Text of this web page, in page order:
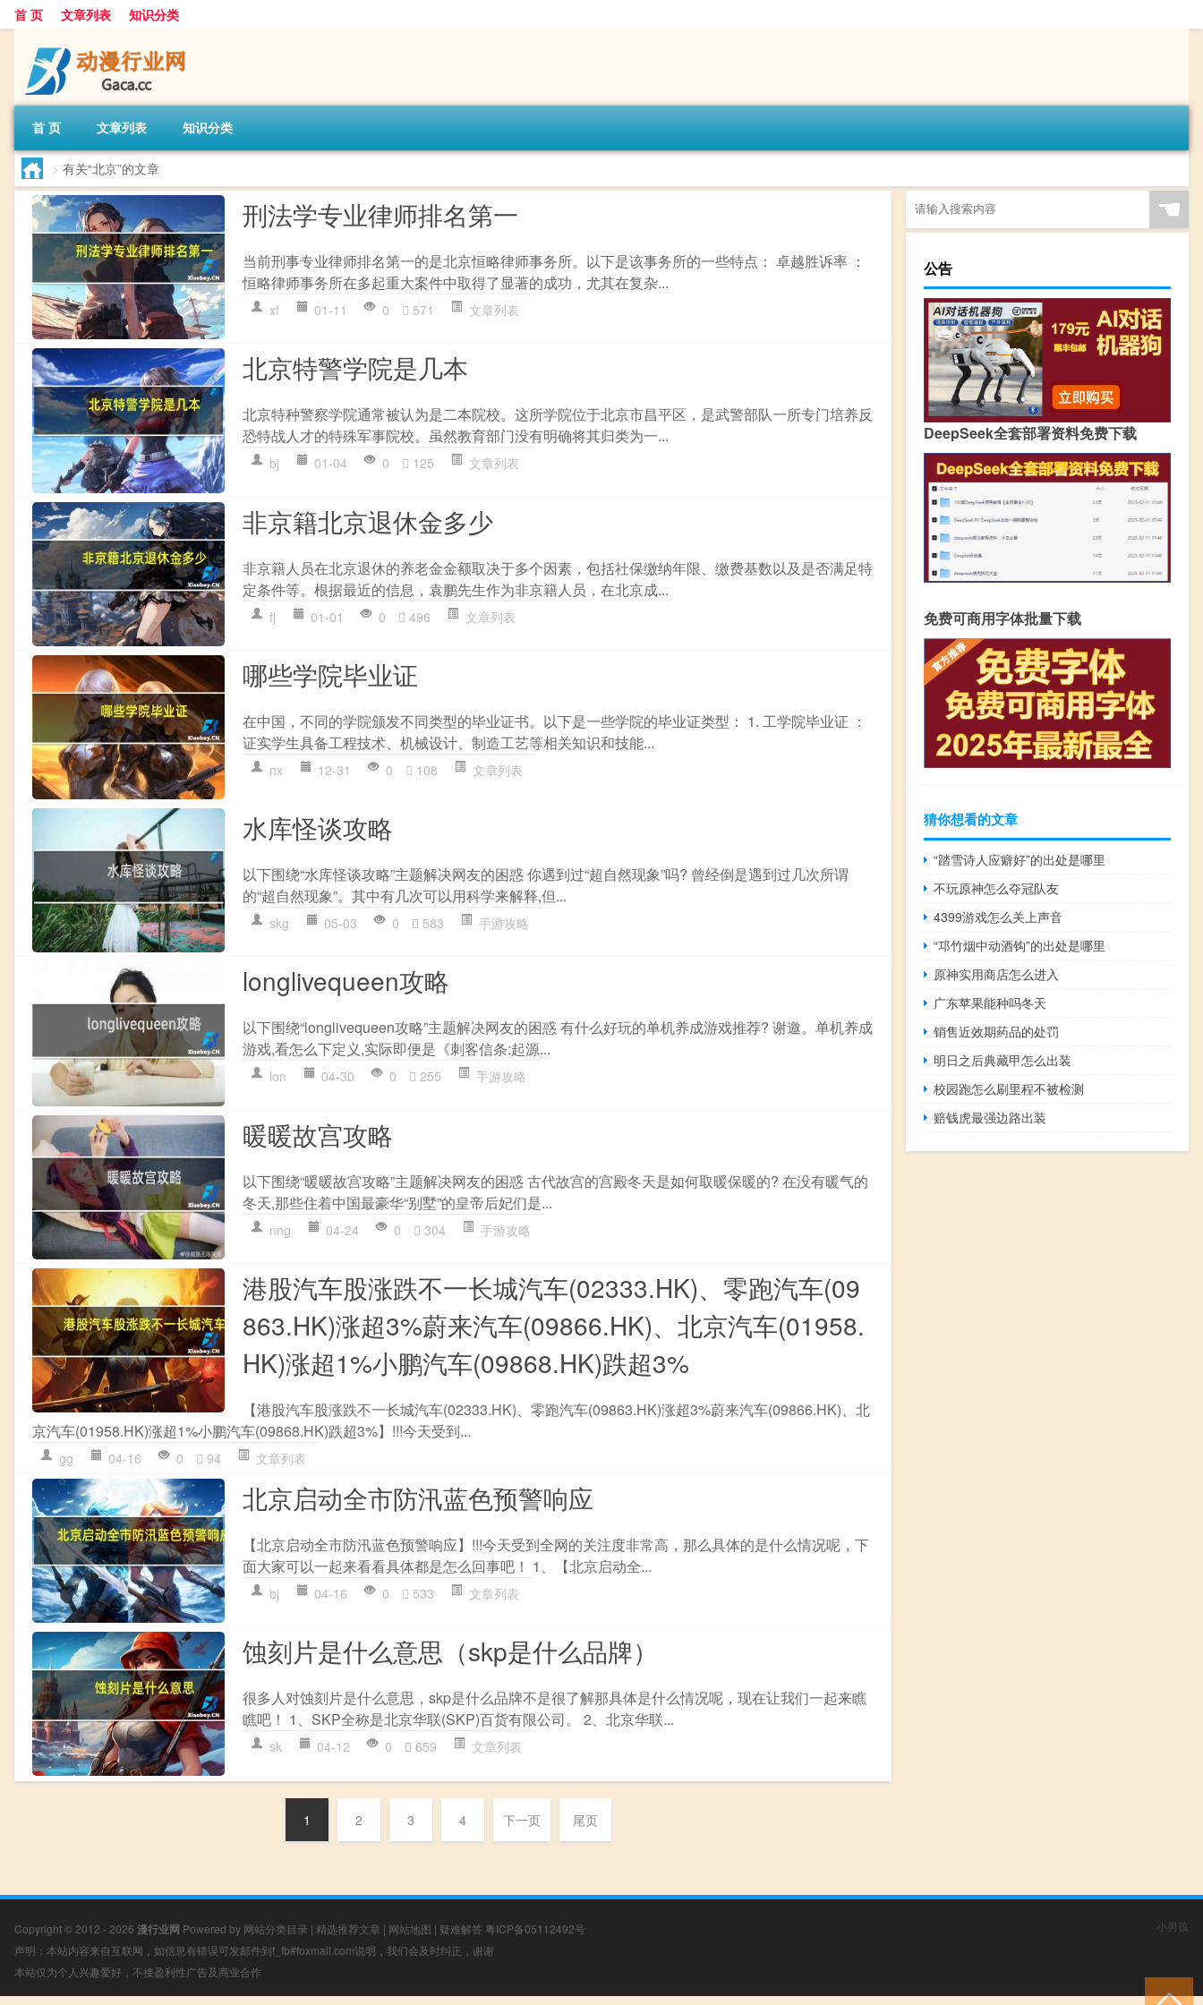
首 页 文章列表 知识分类
首 页 文章列表 知识分类
> 有关“北京”的文章
刑法学专业律师排名第一
当前刑事专业律师排名第一的是北京恒略律师事务所。以下是该事务所的一些特点： 卓越胜诉率 ：
恒略律师事务所在多起重大案件中取得了显著的成功，尤其在复杂...
xf 01-11 0 571 文章列表
北京特警学院是几本
北京特种警察学院通常被认为是二本院校。这所学院位于北京市昌平区，是武警部队一所专门培养反
恐特战人才的特殊军事院校。虽然教育部门没有明确将其归类为一...
bj 01-04 0 125 文章列表
非京籍北京退休金多少
非京籍人员在北京退休的养老金金额取决于多个因素，包括社保缴纳年限、缴费基数以及是否满足特
定条件等。根据最近的信息，袁鹏先生作为非京籍人员，在北京成...
fj 01-01 0 496 文章列表
哪些学院毕业证
在中国，不同的学院颁发不同类型的毕业证书。以下是一些学院的毕业证类型： 1. 工学院毕业证 ：
证实学生具备工程技术、机械设计、制造工艺等相关知识和技能...
nx 12-31 0 108 文章列表
水库怪谈攻略
以下围绕“水库怪谈攻略”主题解决网友的困惑 你遇到过“超自然现象”吗? 曾经倒是遇到过几次所谓
的“超自然现象”。其中有几次可以用科学来解释,但...
skg 05-03 0 583 手游攻略
longlivequeen攻略
以下围绕“longlivequeen攻略”主题解决网友的困惑 有什么好玩的单机养成游戏推荐? 谢邀。单机养成
游戏,看怎么下定义,实际即便是《刺客信条:起源...
lon 04-30 0 255 手游攻略
暖暖故宫攻略
以下围绕“暖暖故宫攻略”主题解决网友的困惑 古代故宫的宫殿冬天是如何取暖保暖的? 在没有暖气的
冬天,那些住着中国最豪华“别墅”的皇帝后妃们是...
nng 04-24 0 304 手游攻略
港股汽车股涨跌不一长城汽车(02333.HK)、零跑汽车(09
863.HK)涨超3%蔚来汽车(09866.HK)、北京汽车(01958.
HK)涨超1%小鹏汽车(09868.HK)跌超3%
【港股汽车股涨跌不一长城汽车(02333.HK)、零跑汽车(09863.HK)涨超3%蔚来汽车(09866.HK)、北
京汽车(01958.HK)涨超1%小鹏汽车(09868.HK)跌超3%】!!!今天受到...
gg 04-16 0 94 文章列表
北京启动全市防汛蓝色预警响应
【北京启动全市防汛蓝色预警响应】!!!今天受到全网的关注度非常高，那么具体的是什么情况呢，下
面大家可以一起来看看具体都是怎么回事吧！ 1、【北京启动全...
bj 04-16 0 533 文章列表
蚀刻片是什么意思（skp是什么品牌）
很多人对蚀刻片是什么意思，skp是什么品牌不是很了解那具体是什么情况呢，现在让我们一起来瞧
瞧吧！ 1、SKP全称是北京华联(SKP)百货有限公司。 2、北京华联...
sk 04-12 0 659 文章列表
1 2 3 4 下一页 尾页
☚
公告
DeepSeek全套部署资料免费下载
免费可商用字体批量下载
猜你想看的文章
“踏雪诗人应癖好”的出处是哪里
不玩原神怎么夺冠队友
4399游戏怎么关上声音
“邛竹烟中动酒钩”的出处是哪里
原神实用商店怎么进入
广东苹果能种吗冬天
销售近效期药品的处罚
明日之后典藏甲怎么出装
校园跑怎么刷里程不被检测
赔钱虎最强边路出装
Copyright © 2012 - 2026 漫行业网 Powered by 网站分类目录 | 精选推荐文章 | 网站地图 | 疑难解答 粤ICP备05112492号
声明：本站内容来自互联网，如信息有错误可发邮件到f_fb#foxmail.com说明，我们会及时纠正，谢谢
本站仅为个人兴趣爱好，不接盈利性广告及商业合作
小男孩